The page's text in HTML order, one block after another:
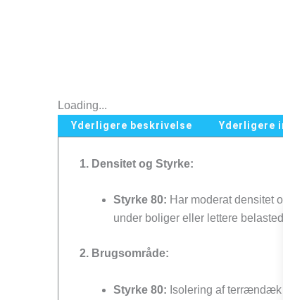
Loading...
Yderligere beskrivelse Yderligere
1. Densitet og Styrke:
Styrke 80: Har moderat densitet
under boliger eller lettere
2. Brugsområde:
Styrke 80: Isolering af terrændæk